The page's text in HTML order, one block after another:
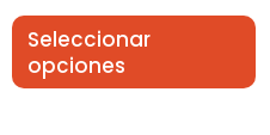
Seleccionar
opciones